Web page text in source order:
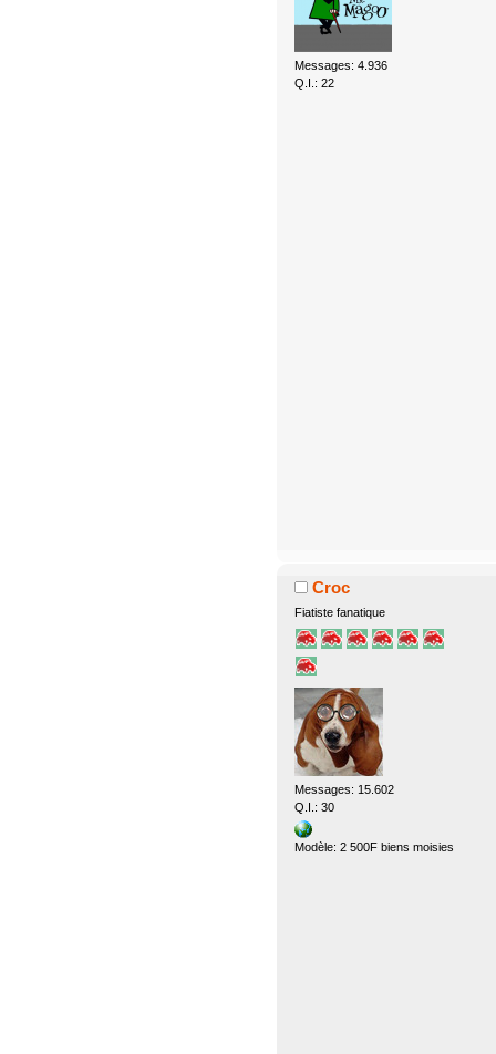
Messages: 4.936
Q.I.: 22
Croc
Fiatiste fanatique
Messages: 15.602
Q.I.: 30
Modèle: 2 500F biens moisies